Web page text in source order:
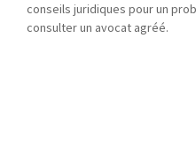
conseils juridiques pour un
consulter un avocat agréé.